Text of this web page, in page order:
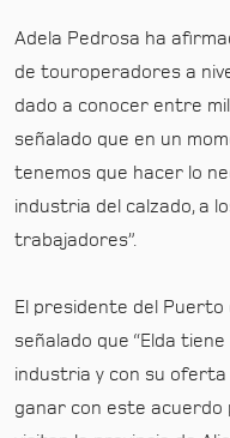
Adela Pedrosa ha
de touroperadores a
dado a conocer entre
señalado que en un
tenemos que hacer lo
industria del calzado, a
trabajadores”.
El presidente del Puerto
señalado que “Elda
industria y con su
ganar con este acuerdo